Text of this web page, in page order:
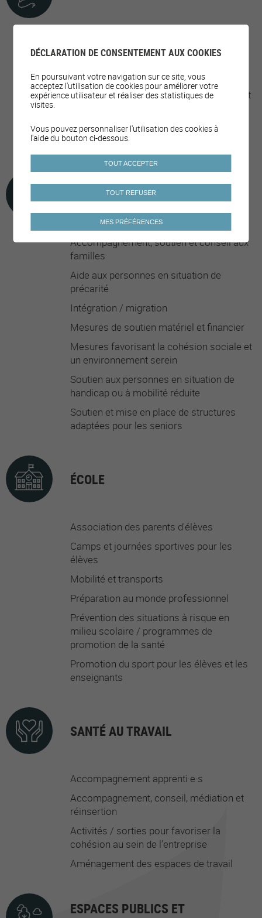
tous et toutes
Activités pour les aîné·e·s
Activités/cours/événements physiques et
Activités/fêtes/manifestations autour de
la mobilité
FAMILLE ET SOLIDARITÉ
Accompagnement, soutien et conseil aux
familles
Aide aux personnes en situation de
précarité
Intégration / migration
Mesures de soutien matériel et financier
Mesures favorisant la cohésion sociale et
un environnement serein
Soutien aux personnes en situation de
handicap ou à mobilité réduite
Soutien et mise en place de structures
adaptées pour les seniors
ÉCOLE
Association des parents d'élèves
Camps et journées sportives pour les
élèves
Mobilité et transports
Préparation au monde professionnel
Prévention des situations à risque en
milieu scolaire / programmes de
promotion de la santé
Promotion du sport pour les élèves et les
enseignants
SANTÉ AU TRAVAIL
Accompagnement apprenti·e·s
Accompagnement, conseil, médiation et
réinsertion
Activités / sorties pour favoriser la
cohésion au sein de l’entreprise
Aménagement des espaces de travail
ESPACES PUBLICS ET
DÉCLARATION DE CONSENTEMENT AUX COOKIES
En poursuivant votre navigation sur ce site, vous
acceptez l'utilisation de cookies pour améliorer votre
expérience utilisateur et réaliser des statistiques de
visites.
Vous pouvez personnaliser l'utilisation des cookies à
l'aide du bouton ci-dessous.
TOUT ACCEPTER
TOUT REFUSER
MES PRÉFÉRENCES